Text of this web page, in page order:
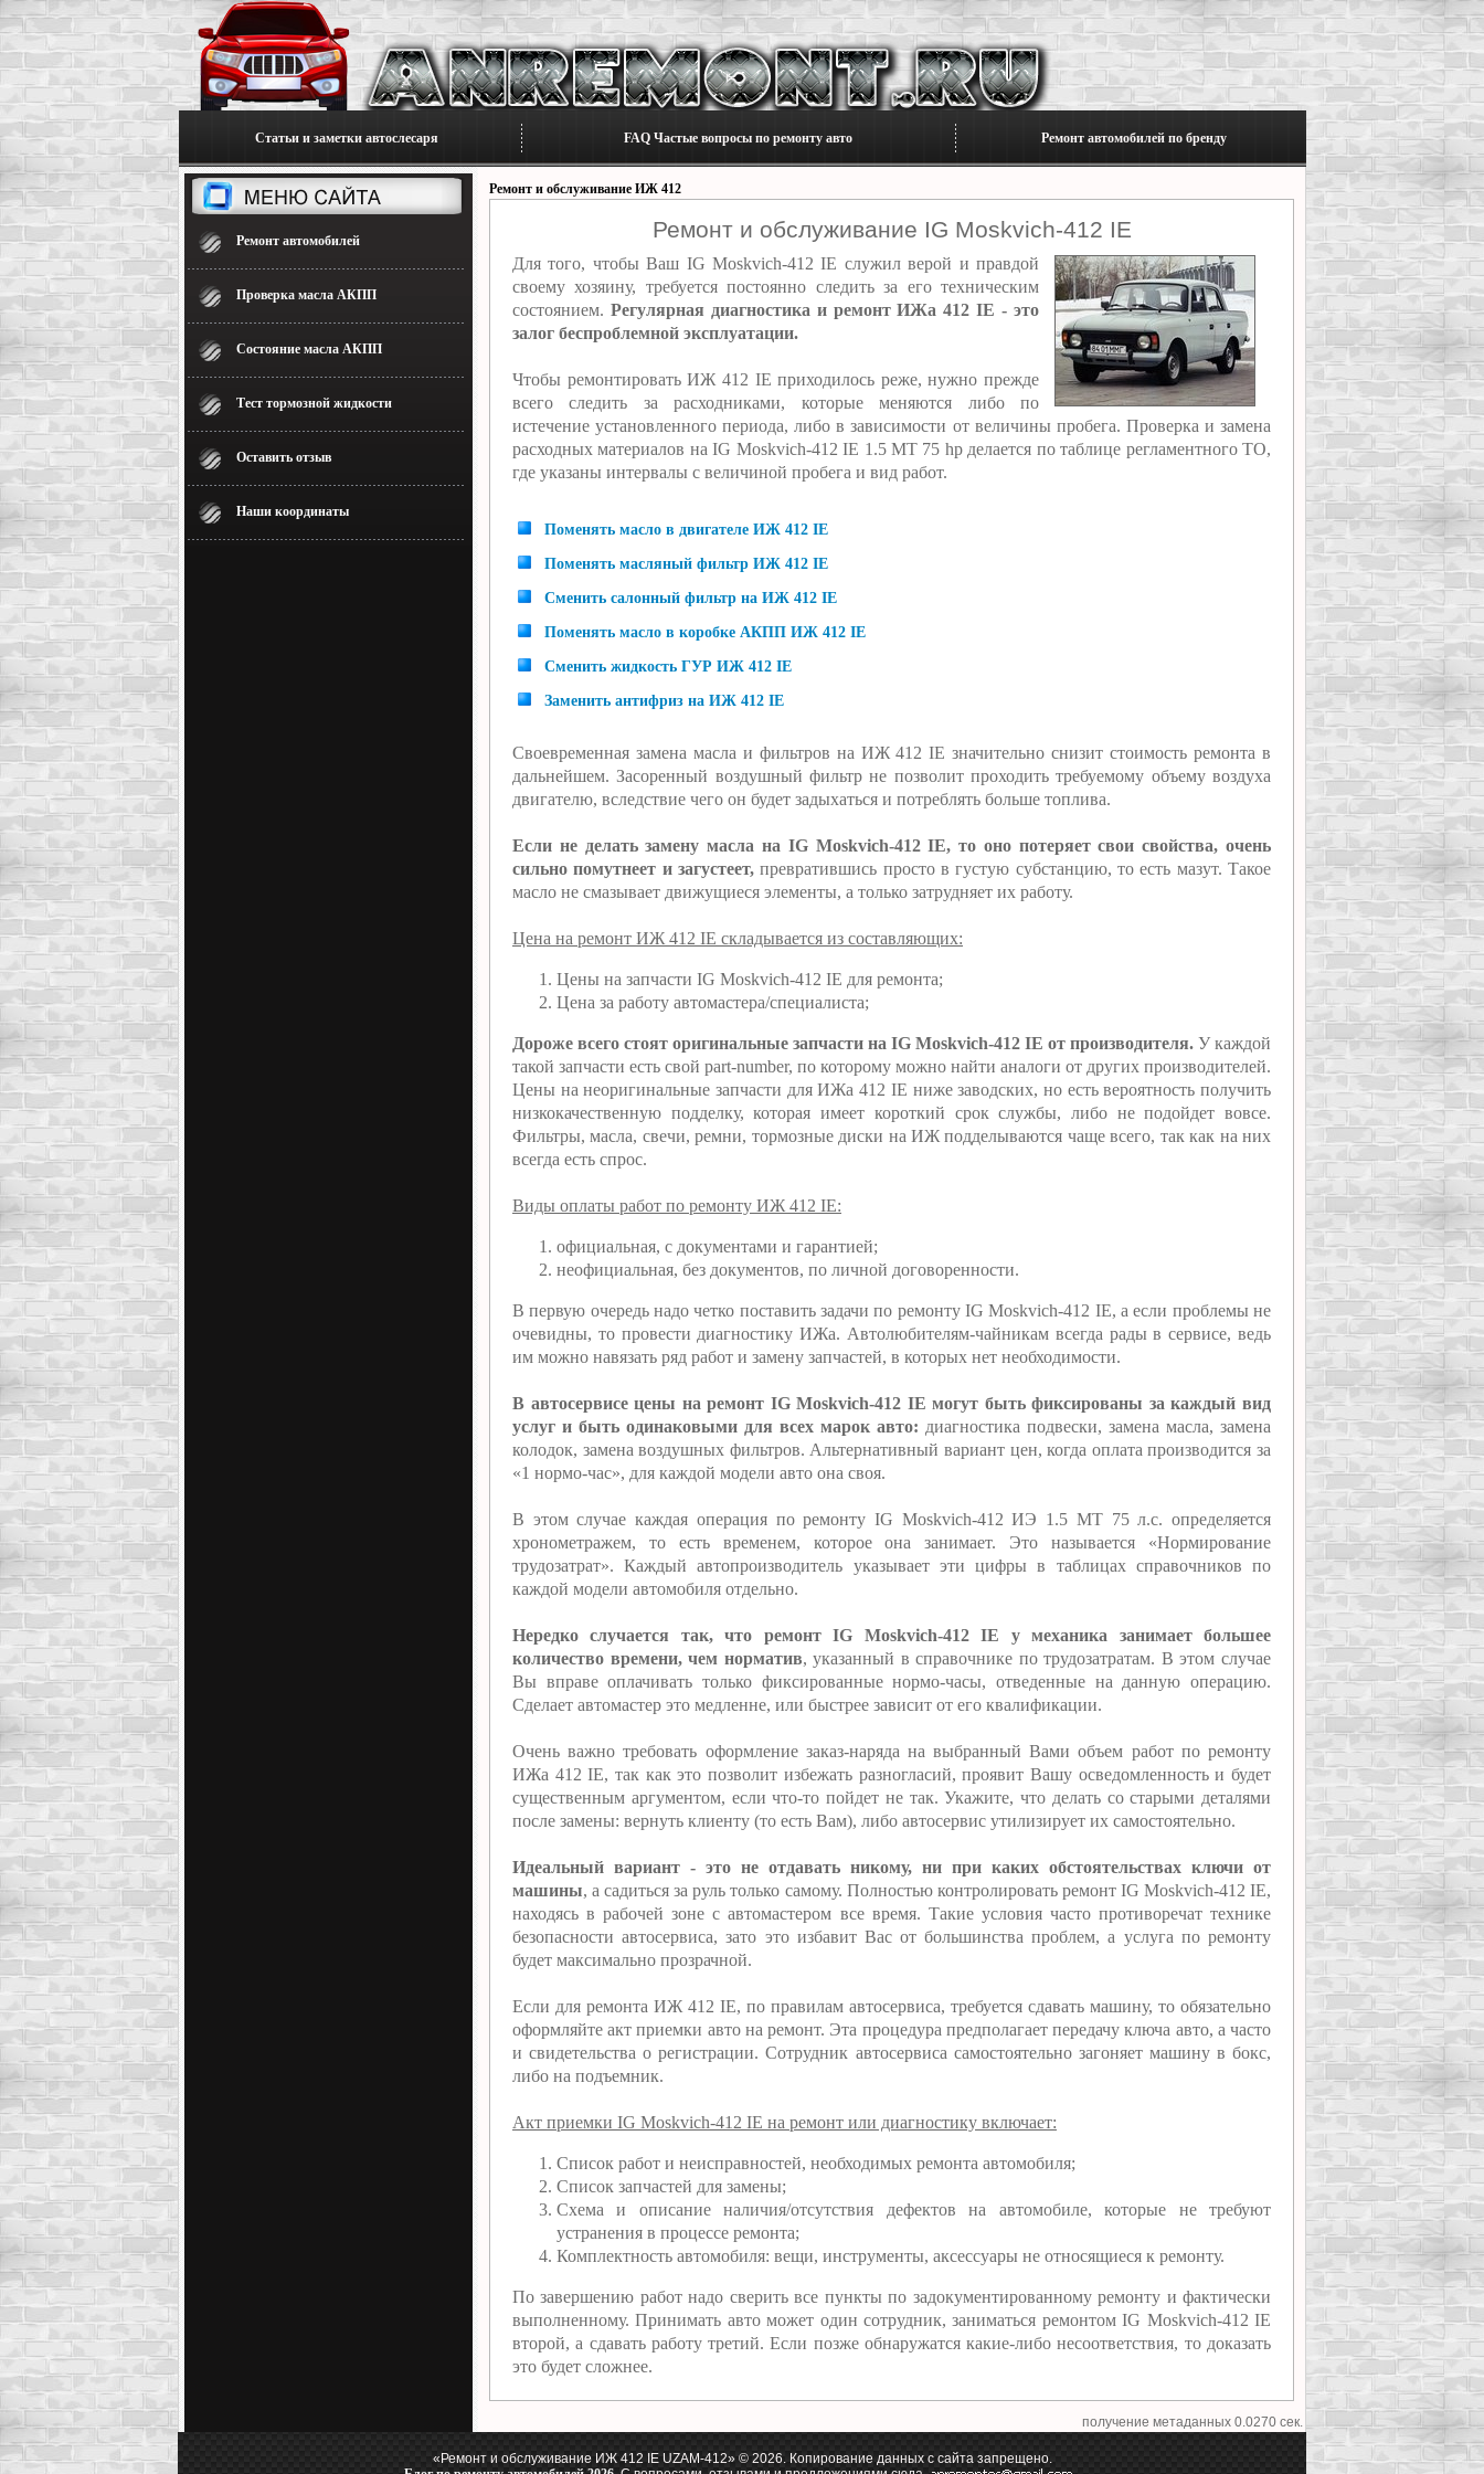
Статьи и заметки автослесаря FAQ Частые вопросы по ремонту авто Ремонт автомобилей по бренду
Ремонт автомобилей
Проверка масла АКПП
Состояние масла АКПП
Тест тормозной жидкости
Оставить отзыв
Наши координаты
Ремонт и обслуживание ИЖ 412
Ремонт и обслуживание IG Moskvich-412 IE
Для того, чтобы Ваш IG Moskvich-412 IE служил верой и правдой
своему хозяину, требуется постоянно следить за его техническим
состоянием. Регулярная диагностика и ремонт ИЖа 412 IE - это
залог беспроблемной эксплуатации.
Чтобы ремонтировать ИЖ 412 IE приходилось реже, нужно прежде
всего следить за расходниками, которые меняются либо по
истечение установленного периода, либо в зависимости от величины пробега. Проверка и замена
расходных материалов на IG Moskvich-412 IE 1.5 MT 75 hp делается по таблице регламентного ТО,
где указаны интервалы с величиной пробега и вид работ.
Поменять масло в двигателе ИЖ 412 IE
Поменять масляный фильтр ИЖ 412 IE
Сменить салонный фильтр на ИЖ 412 IE
Поменять масло в коробке АКПП ИЖ 412 IE
Сменить жидкость ГУР ИЖ 412 IE
Заменить антифриз на ИЖ 412 IE
Своевременная замена масла и фильтров на ИЖ 412 IE значительно снизит стоимость ремонта в
дальнейшем. Засоренный воздушный фильтр не позволит проходить требуемому объему воздуха
двигателю, вследствие чего он будет задыхаться и потреблять больше топлива.
Если не делать замену масла на IG Moskvich-412 IE, то оно потеряет свои свойства, очень
сильно помутнеет и загустеет, превратившись просто в густую субстанцию, то есть мазут. Такое
масло не смазывает движущиеся элементы, а только затрудняет их работу.
Цена на ремонт ИЖ 412 IE складывается из составляющих:
Цены на запчасти IG Moskvich-412 IE для ремонта;
Цена за работу автомастера/специалиста;
Дороже всего стоят оригинальные запчасти на IG Moskvich-412 IE от производителя. У каждой
такой запчасти есть свой part-number, по которому можно найти аналоги от других производителей.
Цены на неоригинальные запчасти для ИЖа 412 IE ниже заводских, но есть вероятность получить
низкокачественную подделку, которая имеет короткий срок службы, либо не подойдет вовсе.
Фильтры, масла, свечи, ремни, тормозные диски на ИЖ подделываются чаще всего, так как на них
всегда есть спрос.
Виды оплаты работ по ремонту ИЖ 412 IE:
официальная, с документами и гарантией;
неофициальная, без документов, по личной договоренности.
В первую очередь надо четко поставить задачи по ремонту IG Moskvich-412 IE, а если проблемы не
очевидны, то провести диагностику ИЖа. Автолюбителям-чайникам всегда рады в сервисе, ведь
им можно навязать ряд работ и замену запчастей, в которых нет необходимости.
В автосервисе цены на ремонт IG Moskvich-412 IE могут быть фиксированы за каждый вид
услуг и быть одинаковыми для всех марок авто: диагностика подвески, замена масла, замена
колодок, замена воздушных фильтров. Альтернативный вариант цен, когда оплата производится за
«1 нормо-час», для каждой модели авто она своя.
В этом случае каждая операция по ремонту IG Moskvich-412 ИЭ 1.5 MT 75 л.с. определяется
хронометражем, то есть временем, которое она занимает. Это называется «Нормирование
трудозатрат». Каждый автопроизводитель указывает эти цифры в таблицах справочников по
каждой модели автомобиля отдельно.
Нередко случается так, что ремонт IG Moskvich-412 IE у механика занимает большее
количество времени, чем норматив, указанный в справочнике по трудозатратам. В этом случае
Вы вправе оплачивать только фиксированные нормо-часы, отведенные на данную операцию.
Сделает автомастер это медленне, или быстрее зависит от его квалификации.
Очень важно требовать оформление заказ-наряда на выбранный Вами объем работ по ремонту
ИЖа 412 IE, так как это позволит избежать разногласий, проявит Вашу осведомленность и будет
существенным аргументом, если что-то пойдет не так. Укажите, что делать со старыми деталями
после замены: вернуть клиенту (то есть Вам), либо автосервис утилизирует их самостоятельно.
Идеальный вариант - это не отдавать никому, ни при каких обстоятельствах ключи от
машины, а садиться за руль только самому. Полностью контролировать ремонт IG Moskvich-412 IE,
находясь в рабочей зоне с автомастером все время. Такие условия часто противоречат технике
безопасности автосервиса, зато это избавит Вас от большинства проблем, а услуга по ремонту
будет максимально прозрачной.
Если для ремонта ИЖ 412 IE, по правилам автосервиса, требуется сдавать машину, то обязательно
оформляйте акт приемки авто на ремонт. Эта процедура предполагает передачу ключа авто, а часто
и свидетельства о регистрации. Сотрудник автосервиса самостоятельно загоняет машину в бокс,
либо на подъемник.
Акт приемки IG Moskvich-412 IE на ремонт или диагностику включает:
Список работ и неисправностей, необходимых ремонта автомобиля;
Список запчастей для замены;
Схема и описание наличия/отсутствия дефектов на автомобиле, которые не требуют
устранения в процессе ремонта;
Комплектность автомобиля: вещи, инструменты, аксессуары не относящиеся к ремонту.
По завершению работ надо сверить все пункты по задокументированному ремонту и фактически
выполненному. Принимать авто может один сотрудник, заниматься ремонтом IG Moskvich-412 IE
второй, а сдавать работу третий. Если позже обнаружатся какие-либо несоответствия, то доказать
это будет сложнее.
получение метаданных 0.0270 сек.
«Ремонт и обслуживание ИЖ 412 IE UZAM-412» © 2026. Копирование данных с сайта запрещено.